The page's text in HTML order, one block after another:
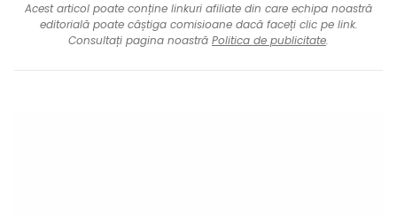
Acest articol poate conține linkuri afiliate din care echipa noastră
editorială poate câștiga comisioane dacă faceți clic pe link.
Consultați pagina noastră Politica de publicitate.